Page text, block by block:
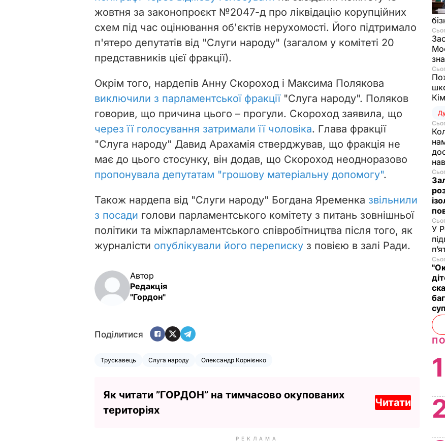
жовтня за законопроєкт №2047-д про ліквідацію корупційних
схем під час оцінювання об'єктів нерухомості. Його підтримало
п'ятеро депутатів від "Слуги народу" (загалом у комітеті 20
представників цієї фракції).
Окрім того, нардепів Анну Скороход і Максима Полякова
виключили з парламентської фракції"Слуга народу". Поляков
говорив, що причина цього – прогули. Скороход заявила, що
через її голосування затримали її чоловіка. Глава фракції
"Слуга народу" Давид Арахамія стверджував, що фракція не
має до цього стосунку, він додав, що Скороход неодноразово
пропонувала депутатам "грошову матеріальну допомогу".
Також нардепа від "Слуги народу" Богдана Яременка звільнили
з посади голови парламентського комітету з питань зовнішньої
політики та міжпарламентського співробітництва після того, як
журналісти опублікували його переписку з повією в залі Ради.
Автор
Редакція
"Гордон"
Поділитися
Трускавець Слуга народу Олександр Корнієнко
Як читати ”ГОРДОН” на тимчасово окупованих
територіях
Читати
РЕКЛАМА
У
1